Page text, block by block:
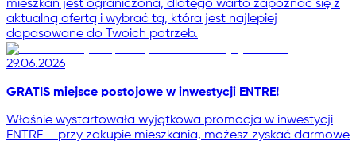
mieszkań jest ograniczona, dlatego warto zapoznać się z
aktualną ofertą i wybrać tą, która jest najlepiej
dopasowane do Twoich potrzeb.
29.06.2026
GRATIS miejsce postojowe w inwestycji ENTRE!
Właśnie wystartowała wyjątkowa promocja w inwestycji
ENTRE – przy zakupie mieszkania, możesz zyskać darmowe